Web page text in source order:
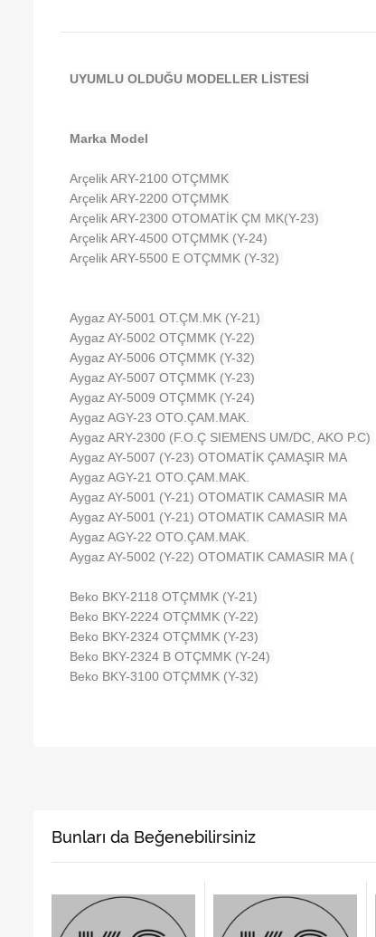
UYUMLU OLDUĞU MODELLER LİSTESİ
Marka Model
Arçelik ARY-2100 OTÇMMK
Arçelik ARY-2200 OTÇMMK
Arçelik ARY-2300 OTOMATİK ÇM MK(Y-23)
Arçelik ARY-4500 OTÇMMK (Y-24)
Arçelik ARY-5500 E OTÇMMK (Y-32)
Aygaz AY-5001 OT.ÇM.MK (Y-21)
Aygaz AY-5002 OTÇMMK (Y-22)
Aygaz AY-5006 OTÇMMK (Y-32)
Aygaz AY-5007 OTÇMMK (Y-23)
Aygaz AY-5009 OTÇMMK (Y-24)
Aygaz AGY-23 OTO.ÇAM.MAK.
Aygaz ARY-2300 (F.O.Ç SIEMENS UM/DC, AKO P.C)
Aygaz AY-5007 (Y-23) OTOMATİK ÇAMAŞIR MA
Aygaz AGY-21 OTO.ÇAM.MAK.
Aygaz AY-5001 (Y-21) OTOMATIK CAMASIR MA
Aygaz AY-5001 (Y-21) OTOMATIK CAMASIR MA
Aygaz AGY-22 OTO.ÇAM.MAK.
Aygaz AY-5002 (Y-22) OTOMATIK CAMASIR MA (
Beko BKY-2118 OTÇMMK (Y-21)
Beko BKY-2224 OTÇMMK (Y-22)
Beko BKY-2324 OTÇMMK (Y-23)
Beko BKY-2324 B OTÇMMK (Y-24)
Beko BKY-3100 OTÇMMK (Y-32)
Bunları da Beğenebilirsiniz